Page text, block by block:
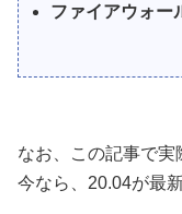
ファイアウォー
なお、この記事で実
今なら、20.04が最